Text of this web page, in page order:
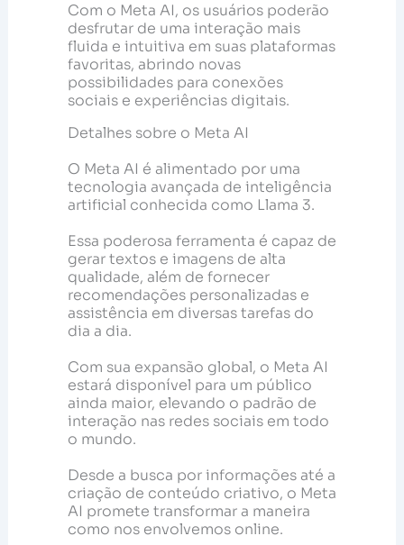
Com o Meta AI, os usuários poderão
desfrutar de uma interação mais
fluida e intuitiva em suas plataformas
favoritas, abrindo novas
possibilidades para conexões
sociais e experiências digitais.
Detalhes sobre o Meta AI
O Meta AI é alimentado por uma
tecnologia avançada de inteligência
artificial conhecida como Llama 3.
Essa poderosa ferramenta é capaz de
gerar textos e imagens de alta
qualidade, além de fornecer
recomendações personalizadas e
assistência em diversas tarefas do
dia a dia.
Com sua expansão global, o Meta AI
estará disponível para um público
ainda maior, elevando o padrão de
interação nas redes sociais em todo
o mundo.
Desde a busca por informações até a
criação de conteúdo criativo, o Meta
AI promete transformar a maneira
como nos envolvemos online.